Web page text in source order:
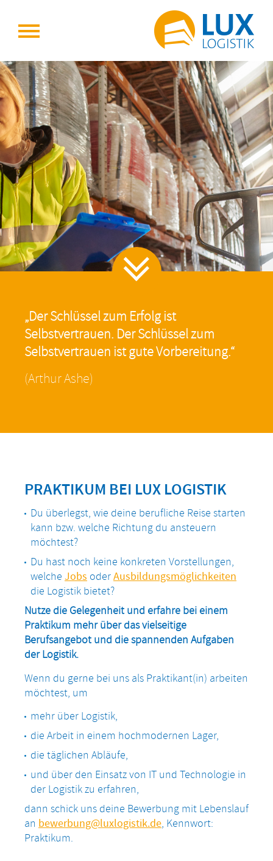
„Der Schlüssel zum Erfolg ist
Selbstvertrauen. Der Schlüssel zum
Selbstvertrauen ist gute Vorbereitung.“
(Arthur Ashe)
PRAKTIKUM BEI LUX LOGISTIK
Du überlegst, wie deine berufliche Reise starten
kann bzw. welche Richtung du ansteuern
möchtest?
Du hast noch keine konkreten Vorstellungen,
welche Jobs oderAusbildungsmöglichkeiten
die Logistik bietet?
Nutze die Gelegenheit und erfahre bei einem
Praktikum mehr über das vielseitige
Berufsangebot und die spannenden Aufgaben
der Logistik.
Wenn du gerne bei uns als Praktikant(in) arbeiten
möchtest, um
mehr über Logistik,
die Arbeit in einem hochmodernen Lager,
die täglichen Abläufe,
und über den Einsatz von IT und Technologie in
der Logistik zu erfahren,
dann schick uns deine Bewerbung mit Lebenslauf
an bewerbung@luxlogistik.de, Kennwort:
Praktikum.